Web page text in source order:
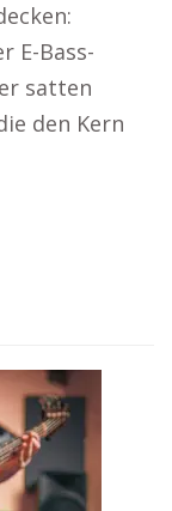
E-Bass-
satten
den Kern